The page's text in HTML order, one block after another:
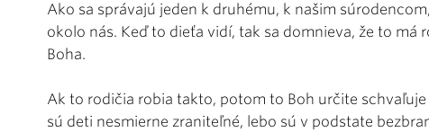
Ako sa správajú jeden k druhému, k našim
okolo nás. Keď to dieťa vidí, tak sa domnieva, že to má
Boha.
Ak to rodičia robia takto, potom to Boh určite
sú deti nesmierne zraniteľné, lebo sú v podstate